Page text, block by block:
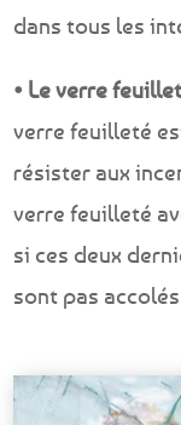
dans tous les
• Le verre
verre feuilleté
résister aux
verre feuilleté
si ces deux
sont pas